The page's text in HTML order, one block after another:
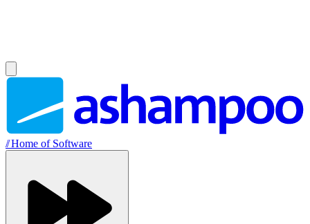
//Home of Software